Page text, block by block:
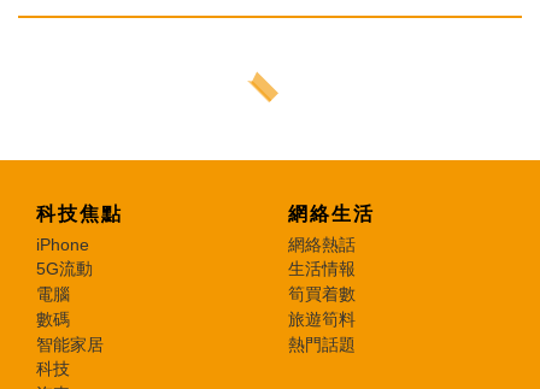
科技焦點
iPhone
5G流動
電腦
數碼
智能家居
科技
網絡生活
網絡熱話
生活情報
筍買着數
旅遊筍料
熱門話題